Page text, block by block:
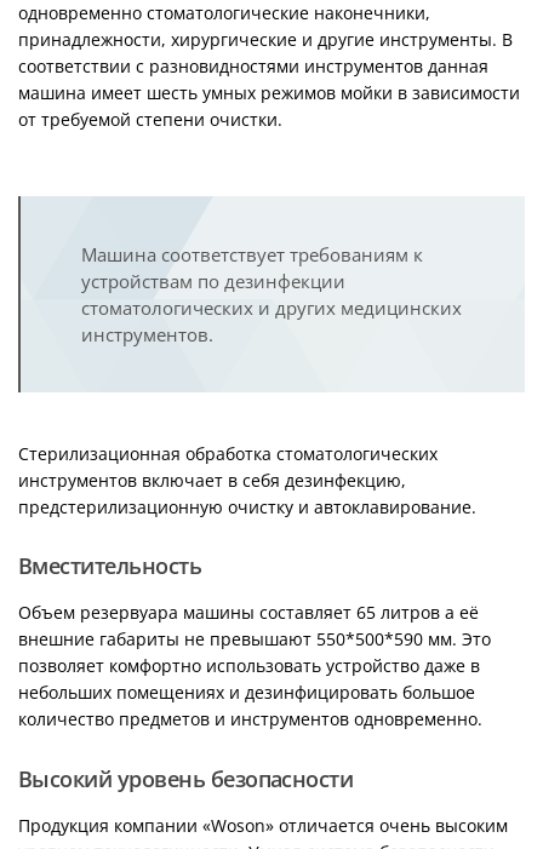
одновременно стоматологические наконечники,
принадлежности, хирургические и другие инструменты. В
соответствии с разновидностями инструментов данная
машина имеет шесть умных режимов мойки в зависимости
от требуемой степени очистки.
Машина соответствует требованиям к
устройствам по дезинфекции
стоматологических и других медицинских
инструментов.
Стерилизационная обработка стоматологических
инструментов включает в себя дезинфекцию,
предстерилизационную очистку и автоклавирование.
Вместительность
Объем резервуара машины составляет 65 литров а её
внешние габариты не превышают 550*500*590 мм. Это
позволяет комфортно использовать устройство даже в
небольших помещениях и дезинфицировать большое
количество предметов и инструментов одновременно.
Высокий уровень безопасности
Продукция компании «Woson» отличается очень высоким